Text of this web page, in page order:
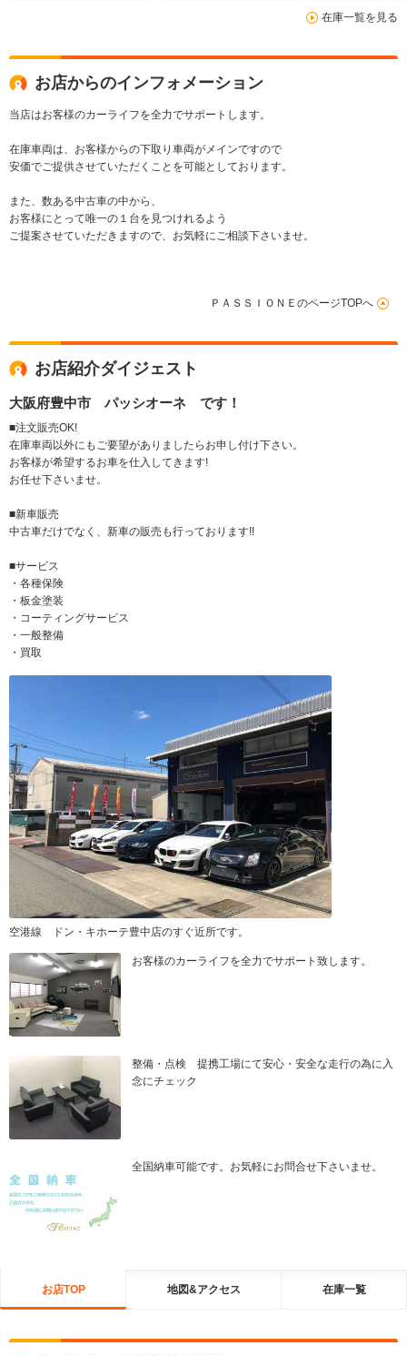
ETC2.0 ドライブレ
コーダー カウンティ
クルーズコントロール
在庫一覧を見る
お店からのインフォメーション
当店はお客様のカーライフを全力でサポートします。
在庫車両は、お客様からの下取り車両がメインですので
安価でご提供させていただくことを可能としております。
また、数ある中古車の中から、
お客様にとって唯一の１台を見つけれるよう
ご提案させていただきますので、お気軽にご相談下さいませ。
ＰＡＳＳＩＯＮＥのページTOPへ
お店紹介ダイジェスト
大阪府豊中市 パッシオーネ です！
■注文販売OK!
在庫車両以外にもご要望がありましたらお申し付け下さい。
お客様が希望するお車を仕入してきます!
お任せ下さいませ。
■新車販売
中古車だけでなく、新車の販売も行っております!!
■サービス
・各種保険
・板金塗装
・コーティングサービス
・一般整備
・買取
空港線 ドン・キホーテ豊中店のすぐ近所です。
お客様のカーライフを全力でサポート致します。
整備・点検 提携工場にて安心・安全な走行の為に入
念にチェック
全国納車可能です。お気軽にお問合せ下さいませ。
お店TOP 地図&アクセス 在庫一覧